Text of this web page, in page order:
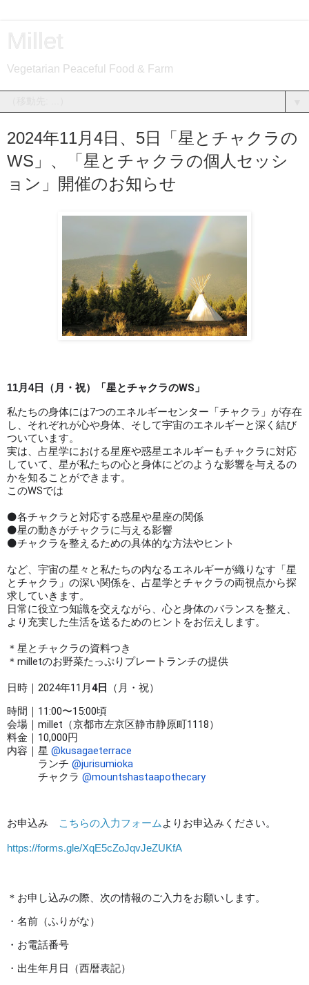
Vegetarian Peaceful Food & Farm
2024年11月4日、5日「星とチャクラの
WS」、「星とチャクラの個人セッシ
ョン」開催のお知らせ
11月4日（月・祝）
「星とチャクラのWS」
私たちの身体には7つのエネルギーセンター「チャクラ」が存在
し、それぞれが心や身体、そして宇宙のエネルギーと深く結び
ついています。
実は、占星学における星座や惑星エネルギーもチャクラに対応
していて、星が私たちの心と身体にどのような影響を与えるの
かを知ることができます。
このWSでは
⚫各チャクラと対応する惑星や星座の関係
⚫星の動きがチャクラに与える影響
⚫チャクラを整えるための具体的な方法やヒント
など、宇宙の星々と私たちの内なるエネルギーが織りなす「星
とチャクラ」の深い関係を、占星学とチャクラの両視点から探
求していきます。
日常に役立つ知識を交えながら、心と身体のバランスを整え、
より充実した生活を送るためのヒントをお伝えします。
＊星とチャクラの資料つき
＊milletのお野菜たっぷりプレートランチの提供
日時｜2024年11月4日
（月・祝）
時間｜11:00〜15:00頃
会場｜millet（京都市左京区静市静原町1118）
料金｜10,000円
内容｜星 @kusagaeterrace
ランチ @jurisumioka
チャクラ @mountshastaapothecary
お申込み こちらの入力フォームよりお申込みください。
https://forms.gle/XqE5cZoJqvJeZUKfA
＊お申し込みの際、次の情報のご入力をお願いします。
・名前（ふりがな）
・お電話番号
・出生年月日（西暦表記）